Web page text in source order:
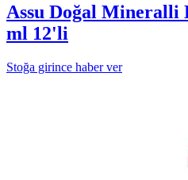
Assu Doğal Mineralli
ml 12'li
Stoğa girince haber ver